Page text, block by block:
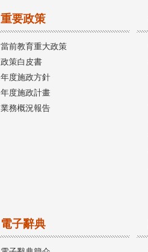
重要政策
當前教育重大政策
政策白皮書
年度施政方針
年度施政計畫
業務概況報告
電子辭典